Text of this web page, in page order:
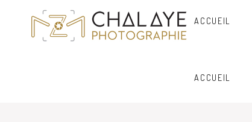
ACCUEIL
ACCUEIL